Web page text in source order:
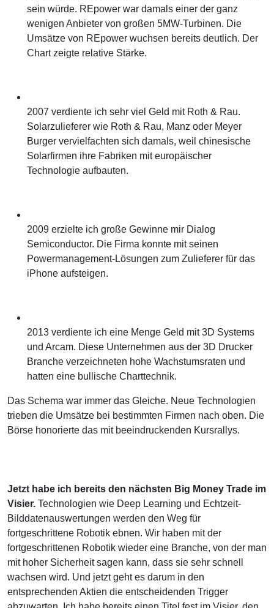
sein würde. REpower war damals einer der ganz
wenigen Anbieter von großen 5MW-Turbinen. Die
Umsätze von REpower wuchsen bereits deutlich. Der
Chart zeigte relative Stärke.
2007 verdiente ich sehr viel Geld mit Roth & Rau.
Solarzulieferer wie Roth & Rau, Manz oder Meyer
Burger vervielfachten sich damals, weil chinesische
Solarfirmen ihre Fabriken mit europäischer
Technologie aufbauten.
2009 erzielte ich große Gewinne mir Dialog
Semiconductor. Die Firma konnte mit seinen
Powermanagement-Lösungen zum Zulieferer für das
iPhone aufsteigen.
2013 verdiente ich eine Menge Geld mit 3D Systems
und Arcam. Diese Unternehmen aus der 3D Drucker
Branche verzeichneten hohe Wachstumsraten und
hatten eine bullische Charttechnik.
Das Schema war immer das Gleiche. Neue Technologien
trieben die Umsätze bei bestimmten Firmen nach oben. Die
Börse honorierte das mit beeindruckenden Kursrallys.
Jetzt habe ich bereits den nächsten Big Money Trade im
Visier. Technologien wie Deep Learning und Echtzeit-
Bilddatenauswertungen werden den Weg für
fortgeschrittene Robotik ebnen. Wir haben mit der
fortgeschrittenen Robotik wieder eine Branche, von der man
mit hoher Sicherheit sagen kann, dass sie sehr schnell
wachsen wird. Und jetzt geht es darum in den
entsprechenden Aktien die entscheidenden Trigger